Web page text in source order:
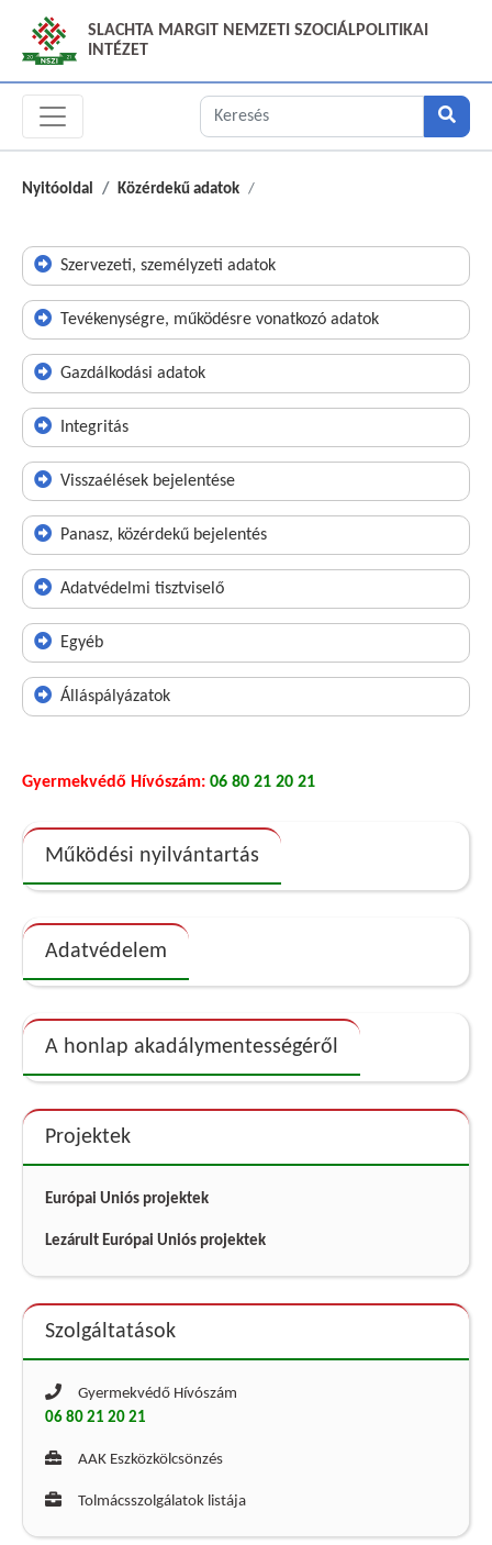
SLACHTA MARGIT NEMZETI SZOCIÁLPOLITIKAI
INTÉZET
Nyitóoldal Közérdekű adatok
Szervezeti, személyzeti adatok
Tevékenységre, működésre vonatkozó adatok
Gazdálkodási adatok
Integritás
Visszaélések bejelentése
Panasz, közérdekű bejelentés
Adatvédelmi tisztviselő
Egyéb
Álláspályázatok
Gyermekvédő Hívószám: 06 80 21 20 21
Működési nyilvántartás
Adatvédelem
A honlap akadálymentességéről
Projektek
Európai Uniós projektek
Lezárult Európai Uniós projektek
Szolgáltatások
Gyermekvédő Hívószám
06 80 21 20 21
AAK Eszközkölcsönzés
Tolmácsszolgálatok listája